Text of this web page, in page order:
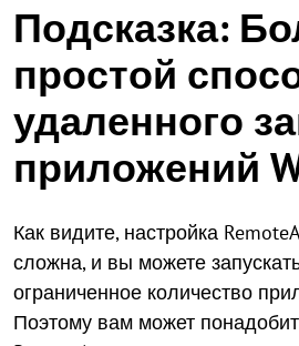
Подсказка:
простой
удаленного
приложений
Как видите, настройка
сложна, и вы можете
ограниченное количество
Поэтому вам может